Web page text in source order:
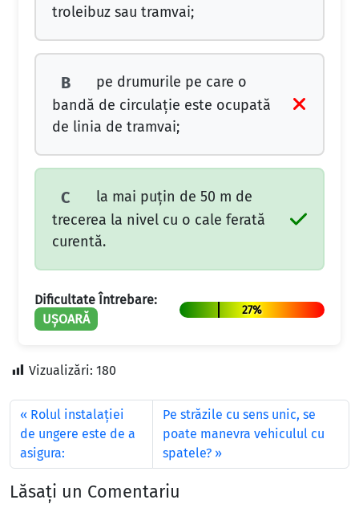
troleibuz sau tramvai;
B
pe drumurile pe care o
bandă de circulație este ocupată
de linia de tramvai;
C
la mai puțin de 50 m de
trecerea la nivel cu o cale ferată
curentă.
Dificultate Întrebare:
UȘOARĂ
27%
Vizualizări: 180
Rolul instalaţiei
de ungere este de a
asigura:
Pe străzile cu sens unic, se
poate manevra vehiculul cu
spatele?
Lăsați un Comentariu